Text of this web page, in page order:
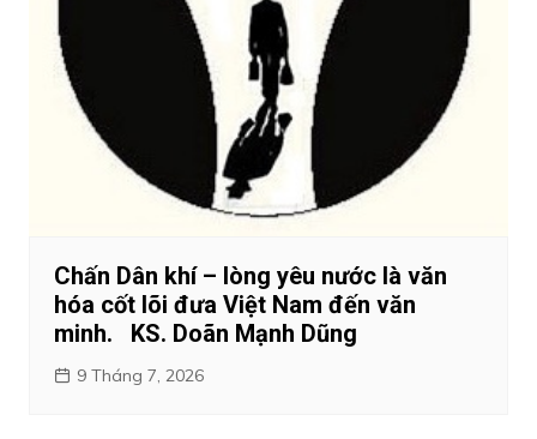
Chấn Dân khí – lòng yêu nước là văn
hóa cốt lõi đưa Việt Nam đến văn
minh. KS. Doãn Mạnh Dũng
9 Tháng 7, 2026